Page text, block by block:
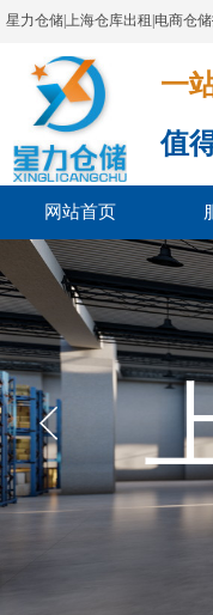
星力仓储|上海仓库出租|电商仓
一
值
网站首页